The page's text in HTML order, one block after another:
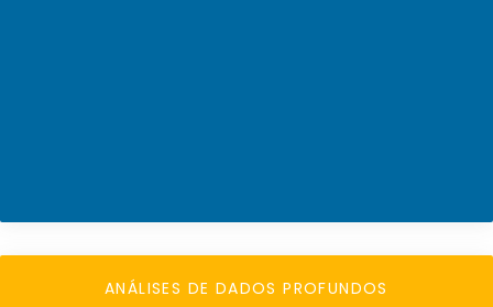
ANÁLISES DE DADOS PROFUNDOS